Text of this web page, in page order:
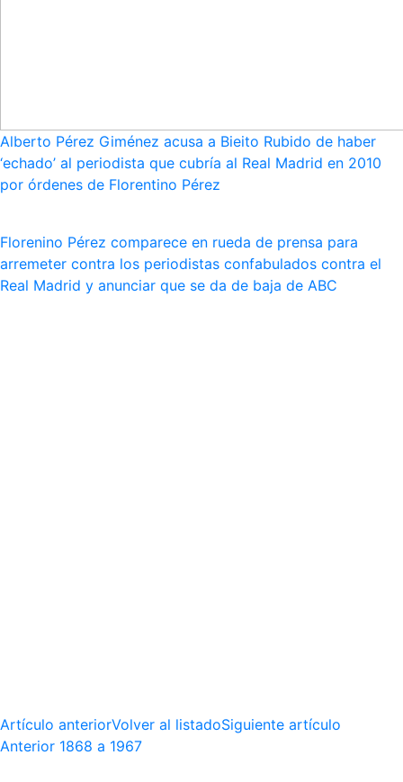
Alberto Pérez Giménez acusa a Bieito Rubido de haber
‘echado’ al periodista que cubría al Real Madrid en 2010
por órdenes de Florentino Pérez
Florenino Pérez comparece en rueda de prensa para
arremeter contra los periodistas confabulados contra el
Real Madrid y anunciar que se da de baja de ABC
Artículo anteriorVolver al listadoSiguiente artículo
Anterior 1868 a 1967